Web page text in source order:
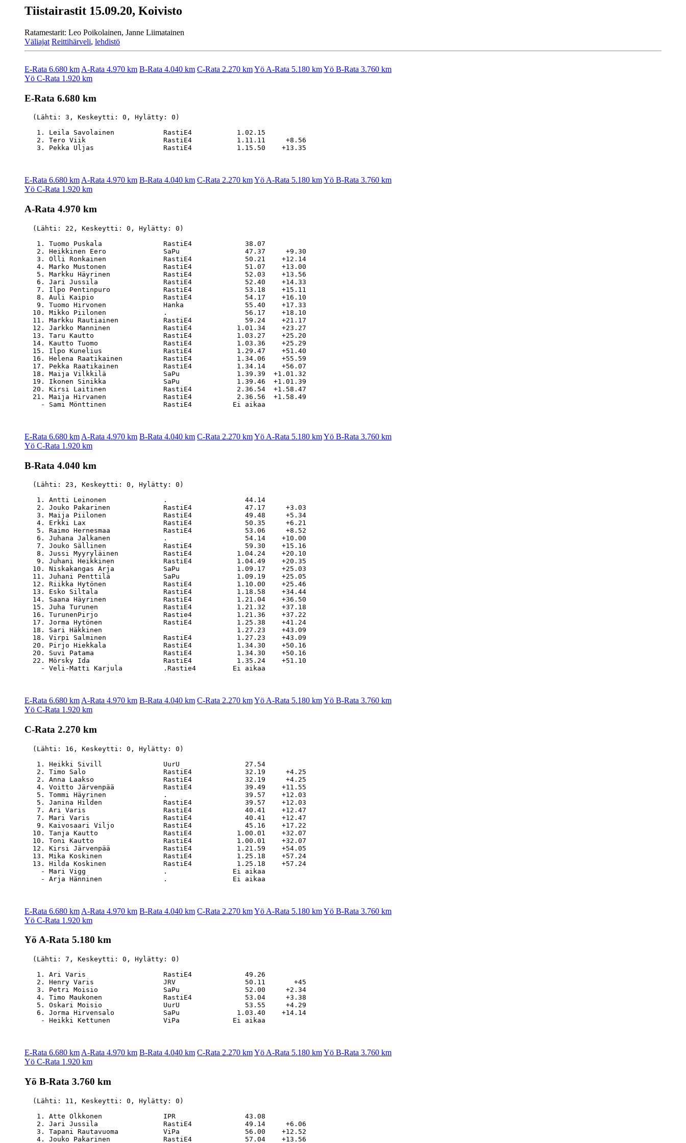
Tiistairastit 15.09.20, Koivisto
Ratamestarit: Leo Poikolainen, Janne Liimatainen
Väliajat Reittihärveli, lehdistö
E-Rata 6.680 km A-Rata 4.970 km B-Rata 4.040 km C-Rata 2.270 kmYö A-Rata 5.180 kmYö B-Rata 3.760 km
Yö C-Rata 1.920 km
E-Rata 6.680 km
  (Lähti: 3, Keskeytti: 0, Hylätty: 0)
   1. Leila Savolainen            RastiE4           1.02.15
   2. Tero Viik                   RastiE4           1.11.11     +8.56
E-Rata 6.680 km A-Rata 4.970 km B-Rata 4.040 km C-Rata 2.270 kmYö A-Rata 5.180 kmYö B-Rata 3.760 km
Yö C-Rata 1.920 km
A-Rata 4.970 km
  (Lähti: 22, Keskeytti: 0, Hylätty: 0)
   1. Tuomo Puskala               RastiE4             38.07
   2. Heikkinen Eero              SaPu                47.37     +9.30
   3. Olli Ronkainen              RastiE4             50.21    +12.14
   4. Marko Mustonen              RastiE4             51.07    +13.00
   5. Markku Häyrinen             RastiE4             52.03    +13.56
   6. Jari Jussila                RastiE4             52.40    +14.33
   7. Ilpo Pentinpuro             RastiE4             53.18    +15.11
   8. Auli Kaipio                 RastiE4             54.17    +16.10
   9. Tuomo Hirvonen              Hanka               55.40    +17.33
  10. Mikko Piilonen              .                   56.17    +18.10
  11. Markku Rautiainen           RastiE4             59.24    +21.17
  12. Jarkko Manninen             RastiE4           1.01.34    +23.27
  13. Taru Kautto                 RastiE4           1.03.27    +25.20
  14. Kautto Tuomo                RastiE4           1.03.36    +25.29
  15. Ilpo Kunelius               RastiE4           1.29.47    +51.40
  16. Helena Raatikainen          RastiE4           1.34.06    +55.59
  17. Pekka Raatikainen           RastiE4           1.34.14    +56.07
  18. Maija Vilkkilä              SaPu              1.39.39  +1.01.32
  19. Ikonen Sinikka              SaPu              1.39.46  +1.01.39
  20. Kirsi Laitinen              RastiE4           2.36.54  +1.58.47
  21. Maija Hirvanen              RastiE4           2.36.56  +1.58.49
E-Rata 6.680 km A-Rata 4.970 km B-Rata 4.040 km C-Rata 2.270 kmYö A-Rata 5.180 kmYö B-Rata 3.760 km
Yö C-Rata 1.920 km
B-Rata 4.040 km
  (Lähti: 23, Keskeytti: 0, Hylätty: 0)
   1. Antti Leinonen              .                   44.14
   2. Jouko Pakarinen             RastiE4             47.17     +3.03
   3. Maija Piilonen              RastiE4             49.48     +5.34
   4. Erkki Lax                   RastiE4             50.35     +6.21
   5. Raimo Hernesmaa             RastiE4             53.06     +8.52
   6. Juhana Jalkanen             .                   54.14    +10.00
   7. Jouko Sällinen              RastiE4             59.30    +15.16
   8. Jussi Myyryläinen           RastiE4           1.04.24    +20.10
   9. Juhani Heikkinen            RastiE4           1.04.49    +20.35
  10. Niskakangas Arja            SaPu              1.09.17    +25.03
  11. Juhani Penttilä             SaPu              1.09.19    +25.05
  12. Riikka Hytönen              RastiE4           1.10.00    +25.46
  13. Esko Siltala                RastiE4           1.18.58    +34.44
  14. Saana Häyrinen              RastiE4           1.21.04    +36.50
  15. Juha Turunen                RastiE4           1.21.32    +37.18
  16. TurunenPirjo                Rastie4           1.21.36    +37.22
  17. Jorma Hytönen               RastiE4           1.25.38    +41.24
  18. Sari Häkkinen                                 1.27.23    +43.09
  18. Virpi Salminen              RastiE4           1.27.23    +43.09
  20. Pirjo Hiekkala              RastiE4           1.34.30    +50.16
  20. Suvi Patama                 RastiE4           1.34.30    +50.16
  22. Mörsky Ida                  RastiE4           1.35.24    +51.10
E-Rata 6.680 km A-Rata 4.970 km B-Rata 4.040 km C-Rata 2.270 kmYö A-Rata 5.180 kmYö B-Rata 3.760 km
Yö C-Rata 1.920 km
C-Rata 2.270 km
  (Lähti: 16, Keskeytti: 0, Hylätty: 0)
   1. Heikki Sivill               UurU                27.54
   2. Timo Salo                   RastiE4             32.19     +4.25
   2. Anna Laakso                 RastiE4             32.19     +4.25
   4. Voitto Järvenpää            RastiE4             39.49    +11.55
   5. Tommi Häyrinen              .                   39.57    +12.03
   5. Janina Hilden               RastiE4             39.57    +12.03
   7. Ari Varis                   RastiE4             40.41    +12.47
   7. Mari Varis                  RastiE4             40.41    +12.47
   9. Kaivosaari Viljo            RastiE4             45.16    +17.22
  10. Tanja Kautto                RastiE4           1.00.01    +32.07
  10. Toni Kautto                 RastiE4           1.00.01    +32.07
  12. Kirsi Järvenpää             RastiE4           1.21.59    +54.05
  13. Mika Koskinen               RastiE4           1.25.18    +57.24
  13. Hilda Koskinen              RastiE4           1.25.18    +57.24
    - Mari Vigg                   .                Ei aikaa
E-Rata 6.680 km A-Rata 4.970 km B-Rata 4.040 km C-Rata 2.270 kmYö A-Rata 5.180 kmYö B-Rata 3.760 km
Yö C-Rata 1.920 km
Yö A-Rata 5.180 km
  (Lähti: 7, Keskeytti: 0, Hylätty: 0)
   1. Ari Varis                   RastiE4             49.26
   2. Henry Varis                 JRV                 50.11       +45
   3. Petri Moisio                SaPu                52.00     +2.34
   4. Timo Maukonen               RastiE4             53.04     +3.38
   5. Oskari Moisio               UurU                53.55     +4.29
   6. Jorma Hirvensalo            SaPu              1.03.40    +14.14
E-Rata 6.680 km A-Rata 4.970 km B-Rata 4.040 km C-Rata 2.270 kmYö A-Rata 5.180 kmYö B-Rata 3.760 km
Yö C-Rata 1.920 km
Yö B-Rata 3.760 km
  (Lähti: 11, Keskeytti: 0, Hylätty: 0)
   1. Atte Olkkonen               IPR                 43.08
   2. Jari Jussila                RastiE4             49.14     +6.06
   3. Tapani Rautavuoma           ViPa                56.00    +12.52
   4. Jouko Pakarinen             RastiE4             57.04    +13.56